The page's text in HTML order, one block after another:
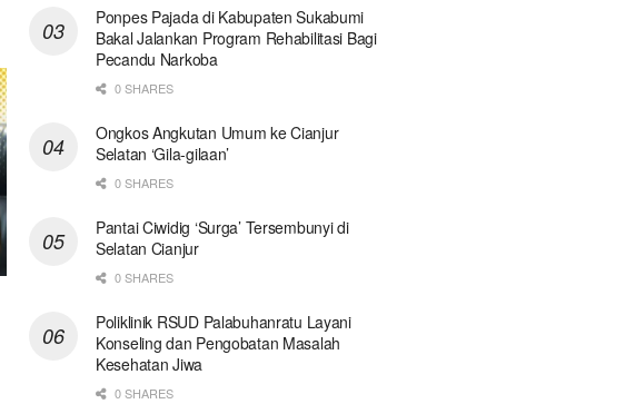
Ponpes Pajada di Kabupaten Sukabumi
Bakal Jalankan Program Rehabilitasi Bagi
Pecandu Narkoba
0 SHARES
Ongkos Angkutan Umum ke Cianjur
Selatan ‘Gila-gilaan’
0 SHARES
Pantai Ciwidig ‘Surga’ Tersembunyi di
Selatan Cianjur
0 SHARES
Poliklinik RSUD Palabuhanratu Layani
Konseling dan Pengobatan Masalah
Kesehatan Jiwa
0 SHARES